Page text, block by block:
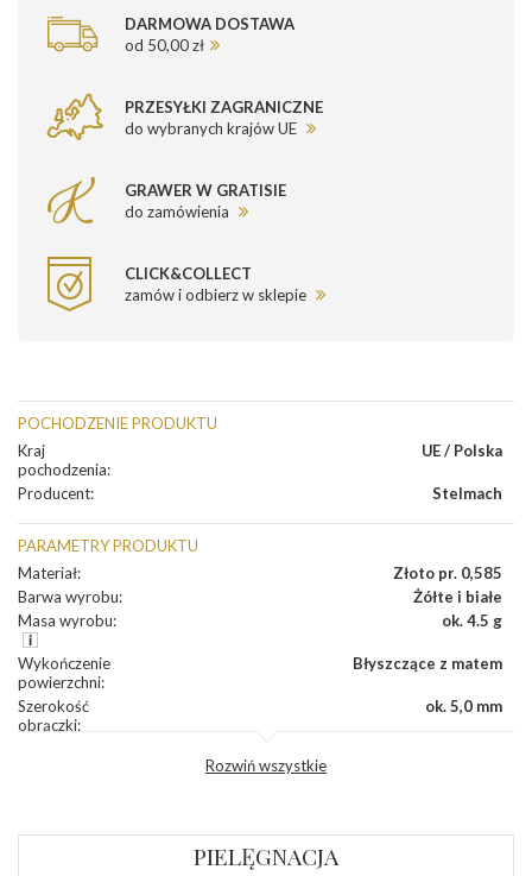
DARMOWA DOSTAWA
od 50,00 zł
PRZESYŁKI ZAGRANICZNE
do wybranych krajów UE
GRAWER W GRATISIE
do zamówienia
CLICK&COLLECT
zamów i odbierz w sklepie
POCHODZENIE PRODUKTU
Kraj
pochodzenia:
UE / Polska
Producent: Stelmach
PARAMETRY PRODUKTU
Materiał:
Złoto pr. 0,585
Barwa wyrobu:
Żółte i białe
Masa wyrobu: ok. 4.5 g
Wykończenie
powierzchni:
Błyszczące z matem
Szerokość
obrączki:
ok. 5,0 mm
Rozwiń wszystkie
PIELĘGNACJA